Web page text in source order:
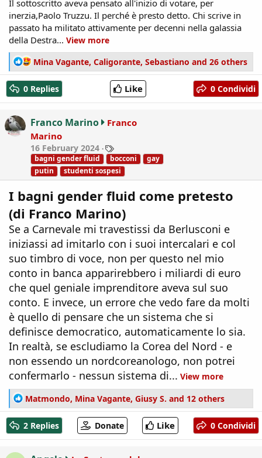
Il sottoscritto aveva pensato all'inizio di votare, per
inerzia,Paolo Truzzu. Il perché è presto detto. Chi scrive in
passato ha militato attivamente per decenni nella galassia
della Destra... View more
R
e
a
c
t
i
o
n
s
:
Mina Vagante, Caligorante, Sebastiano and 26 others
0 Replies Like 0 Condividi
Franco Marino
Franco
Marino
16 February 2024
T
a
g
s
bagni gender fluid bocconi
gay
putin
studenti sospesi
I bagni gender fluid come pretesto
(di Franco Marino)
Se a Carnevale mi travestissi da Berlusconi e
iniziassi ad imitarlo con i suoi intercalari e col
suo timbro di voce, non per questo nel mio
conto in banca apparirebbero i miliardi di euro
che quel geniale imprenditore aveva sul suo
conto. E invece, un errore che vedo fare da molti
è quello di pensare che un sistema che si
definisce democratico, automaticamente lo sia.
In realtà, se escludiamo la Corea del Nord - e
non essendo un nordcoreanologo, non potrei
confermarlo - nessun sistema di... View more
R
e
a
c
t
Matmondo, Mina Vagante, Giusy S. and 12 others
2 Replies Donate Like 0 Condividi